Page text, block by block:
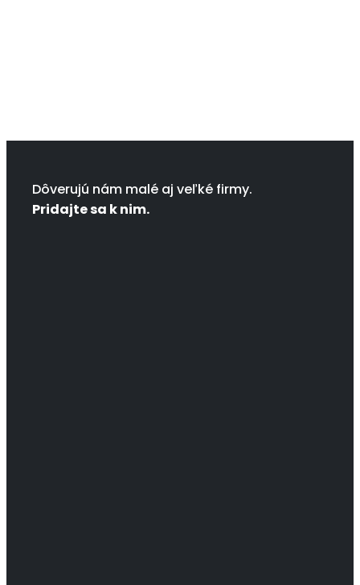
Dôverujú nám malé aj veľké firmy.
Pridajte sa k nim.